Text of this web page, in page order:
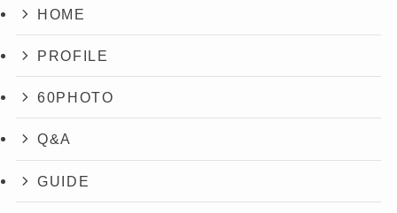
HOME
PROFILE
60PHOTO
Q&A
GUIDE